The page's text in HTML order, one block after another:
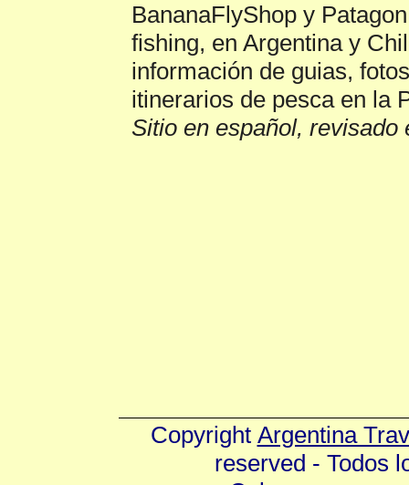
BananaFlyShop y
fishing, en Argentina y
información de guias,
itinerarios de pesca en la
Sitio en español, revisado
Copyright Argentina
reserved - Todos